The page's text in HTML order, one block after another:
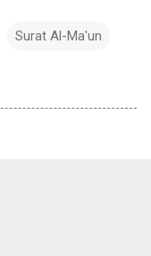
Surat Al-Ma'un